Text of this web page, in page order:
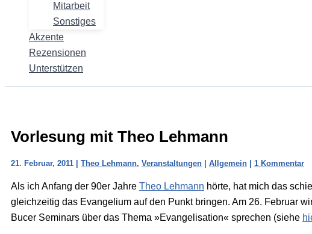
Mitarbeit
Sonstiges
Akzente
Rezensionen
Unterstützen
Vorlesung mit Theo Lehmann
21. Februar, 2011 | Theo Lehmann, Veranstaltungen | Allgemein | 1 Kommentar
Als ich Anfang der 90er Jahre Theo Lehmann hörte, hat mich das
gleichzeitig das Evangelium auf den Punkt bringen. Am 26. Februar
Bucer Seminars über das Thema »Evangelisation« sprechen (siehe